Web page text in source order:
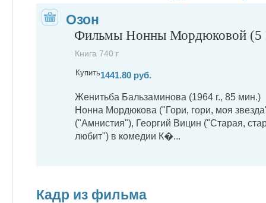
Озон
Фильмы Нонны Мордюковой (5
Книга 740 г
Купить1441.80 руб.
Женитьба Бальзаминова (1964 г., 85 мин.)
Нонна Мордюкова ("Гори, гори, моя
("Амнистия"), Георгий Вицин ("Старая,
любит") в комедии К�...
Кадр из фильма